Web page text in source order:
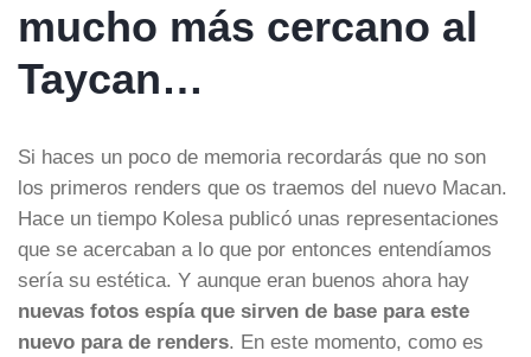
mucho más cercano al
Taycan…
Si haces un poco de memoria recordarás que no son
los primeros renders que os traemos del nuevo Macan.
Hace un tiempo Kolesa publicó unas representaciones
que se acercaban a lo que por entonces entendíamos
sería su estética. Y aunque eran buenos ahora hay
nuevas fotos espía que sirven de base para este
nuevo para de renders. En este momento, como es